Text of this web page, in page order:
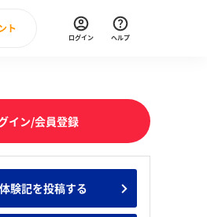
みんなのインターン人気企業ランキ
ト
直近のイベント一覧
ログイン ヘルプ
イン/会員登録
験記を投稿する